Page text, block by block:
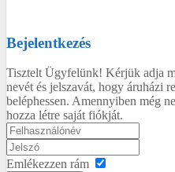
Bejelentkezés
Tisztelt Ügyfelünk! Kérjük adja
nevét és jelszavát, hogy áruházi
beléphessen. Amennyiben még
hozza létre saját fiókját.
Emlékezzen rám